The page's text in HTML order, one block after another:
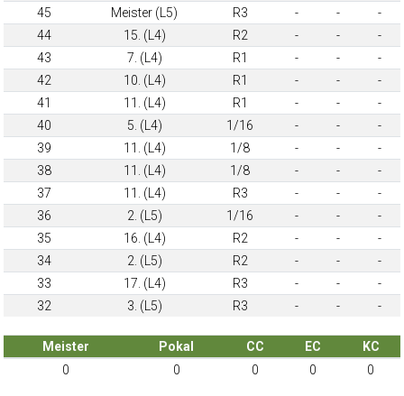
45
Meister (L5) R3 - -
-
44
15. (L4) R2 - -
-
43
7. (L4) R1 - -
-
42
10. (L4) R1 - -
-
41
11. (L4) R1 - -
-
40
5. (L4) 1/16 - -
-
39
11. (L4) 1/8 - -
-
38
11. (L4) 1/8 - -
-
37
11. (L4) R3 - -
-
36
2. (L5) 1/16 - -
-
35
16. (L4) R2 - -
-
34
2. (L5) R2 - -
-
33
17. (L4) R3 - -
-
32
3. (L5) R3 - - -
Meister Pokal CC EC
KC
0
0 0 0 0